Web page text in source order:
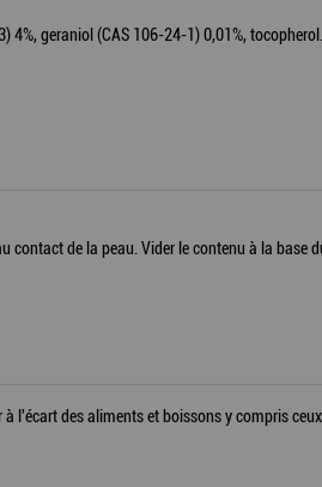
geraniol (CAS 106-24-1) 0,01%, tocopherol.
de la peau. Vider le contenu à la base
l'écart des aliments et boissons y compris